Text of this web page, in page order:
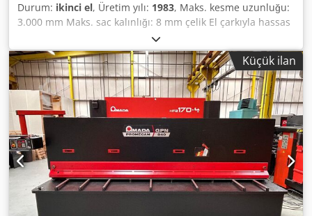
Durum: ikinci el, Üretim yılı: 1983, Maks. kesme uzunluğu:
3.000 mm Maks. sac kalınlığı: 8 mm çelik El çarkıyla hassas
ayar yapılabilen motorlu arka dayama, 1000 mm'ye kadar
Dcodpfxor D Tnwe Aikok Kesme uzunluğu sınırlaması
Bıçaklar bilemiş Ağırlık: 6.800 kg
Küçük ilan